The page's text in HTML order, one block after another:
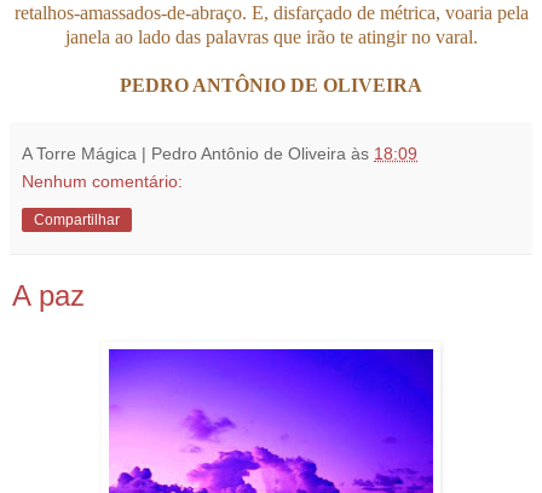
retalhos-amassados-de-abraço. E, disfarçado de métrica, voaria pela
janela ao lado das palavras que irão te atingir no varal.
PEDRO ANTÔNIO DE OLIVEIRA
A Torre Mágica | Pedro Antônio de Oliveira às 18:09
Nenhum comentário:
Compartilhar
A paz